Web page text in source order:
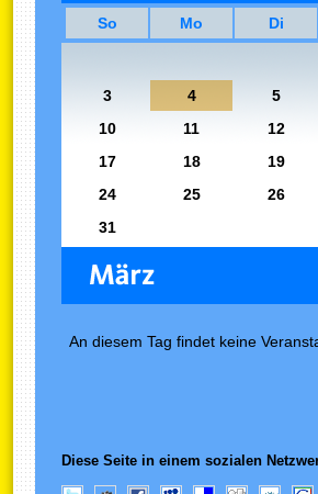
So Mo Di
3 4
5
10
11
12
17
18
19
24
25
26
31
An diesem Tag findet keine
Diese Seite in einem sozialen